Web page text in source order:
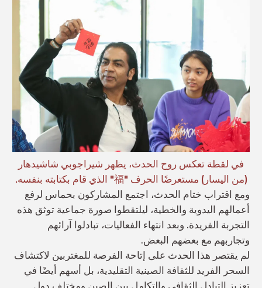
في لقطة تعكس روح الحدث، يظهر شيراجوبي شاشيدهار
(من اليسار) مستعرضًا الحرف "福" الذي قام بكتابته بنفسه.
ومع اقتراب ختام الحدث، اجتمع المشاركون بحماس لرفع
أعمالهم اليدوية والخطية، ليلتقطوا صورة جماعية توثق هذه
التجربة الفريدة. وبعد انتهاء الفعاليات، تبادلوا آرائهم
وتجاربهم مع بعضهم البعض.
لم يقتصر هذا الحدث على إتاحة الفرصة للمغتربين لاكتشاف
السحر الفريد للثقافة الصينية التقليدية، بل أسهم أيضًا في